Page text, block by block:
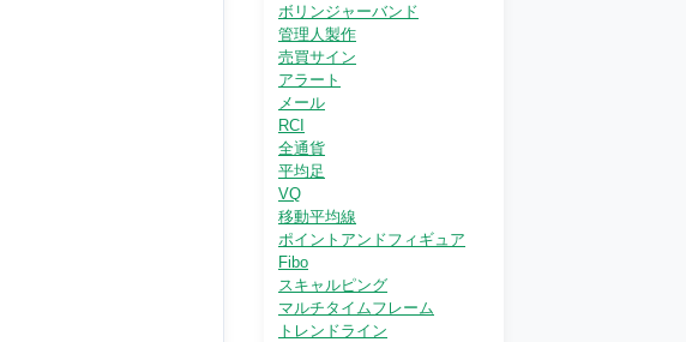
ボリンジャーバンド
管理人製作
売買サイン
アラート
メール
RCI
全通貨
平均足
VQ
移動平均線
ポイントアンドフィギュア
Fibo
スキャルピング
マルチタイムフレーム
トレンドライン